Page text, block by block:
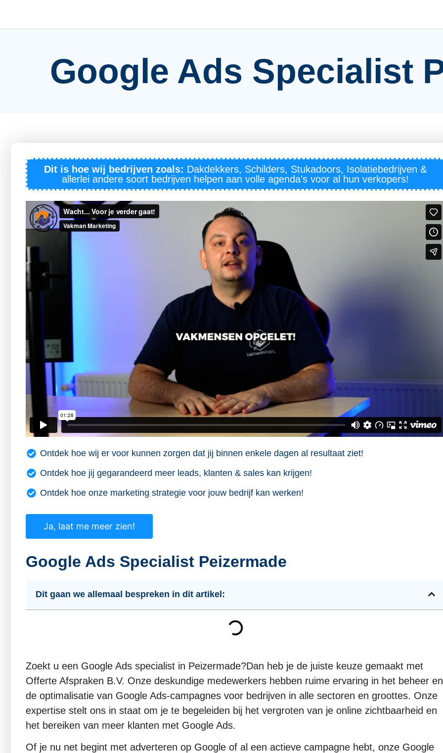
Google Ads Specialist
Dit is hoe wij bedrijven zoals: Dakdekkers, Schilders, Stukadoors, Isolatiebedrijven &
allerlei andere soort bedrijven helpen aan volle agenda's voor al hun verkopers!
Ontdek hoe wij er voor kunnen zorgen dat jij binnen enkele dagen al resultaat ziet!
Ontdek hoe jij gegarandeerd meer leads, klanten & sales kan krijgen!
Ontdek hoe onze marketing strategie voor jouw bedrijf kan werken!
Ja, laat me meer zien!
Google Ads Specialist Peizermade
Dit gaan we allemaal bespreken in dit artikel:
Zoekt u een Google Ads specialist in Peizermade?Dan heb je de juiste keuze gemaakt met
Offerte Afspraken B.V. Onze deskundige medewerkers hebben ruime ervaring in het beheer en
de optimalisatie van Google Ads-campagnes voor bedrijven in alle sectoren en groottes. Onze
expertise stelt ons in staat om je te begeleiden bij het vergroten van je online zichtbaarheid en
het bereiken van meer klanten met Google Ads.
Of je nu net begint met adverteren op Google of al een actieve campagne hebt, onze Google